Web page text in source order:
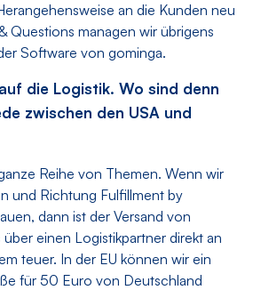
an die Kunden neu
Questions managen wir übrigens
Software von gominga.
die Logistik. Wo sind denn
zwischen den USA und
Reihe von Themen. Wenn wir
und Richtung Fulfillment by
dann ist der Versand von
einen Logistikpartner direkt an
teuer. In der EU können wir ein
für 50 Euro von Deutschland